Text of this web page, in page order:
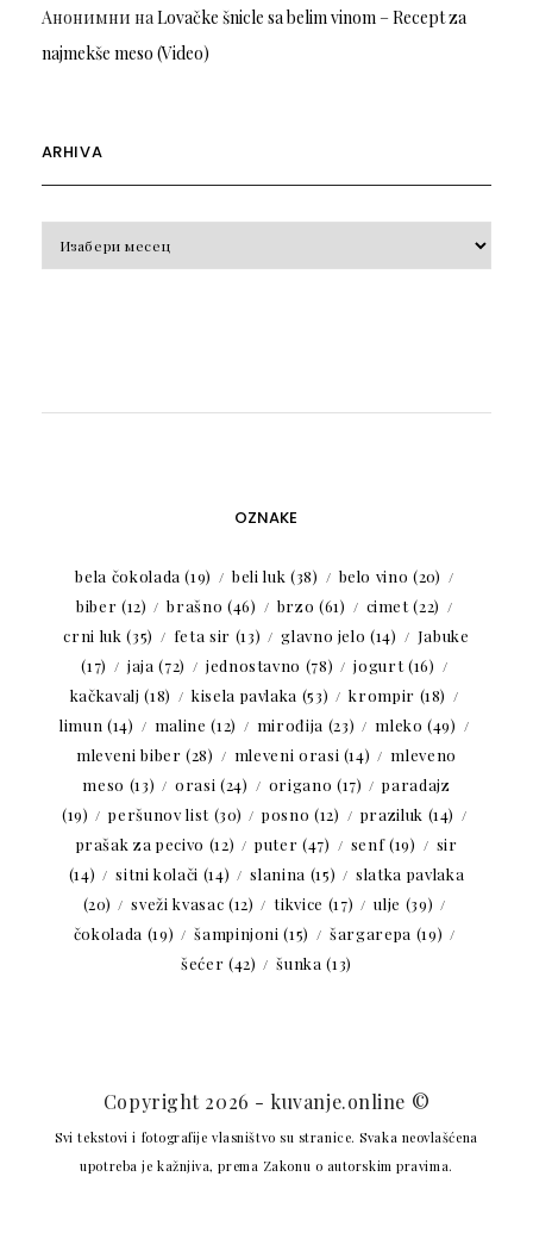
Анонимни наLovačke šnicle sa belim vinom – Recept za
najmekše meso (Video)
ARHIVA
OZNAKE
bela čokolada (19) beli luk (38) belo vino (20)
biber (12) brašno (46) brzo (61) cimet(22)
crni luk (35) feta sir (13) glavno jelo (14)
Jabuke
(17)
jaja (72) jednostavno (78) jogurt(16)
kačkavalj (18) kisela pavlaka (53) krompir (18)
limun (14) maline (12) mirođija (23) mleko (49)
mleveni biber (28) mleveni orasi (14)
mleveno
meso (13) orasi (24) origano (17)
paradajz
(19)
peršunov list(30) posno (12) praziluk (14)
prašak za pecivo (12) puter (47) senf(19)
sir
(14)
sitni kolači (14) slanina (15)
slatka pavlaka
(20)
sveži kvasac (12) tikvice (17) ulje (39)
čokolada (19) šampinjoni (15) šargarepa (19)
šećer (42) šunka (13)
Copyright 2026 - kuvanje.online ©
Svi tekstovi i fotografije vlasništvo su stranice. Svaka neovlašćena
upotreba je kažnjiva, prema Zakonu o autorskim pravima.